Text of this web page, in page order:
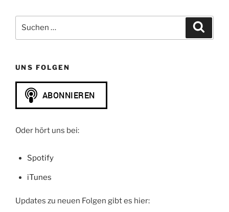
nach:
UNS FOLGEN
Oder hört uns bei:
Spotify
iTunes
Updates zu neuen Folgen gibt es hier: